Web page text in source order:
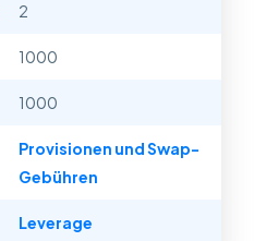
2
1000
1000
Provisionen und Swap-
Gebühren
Leverage